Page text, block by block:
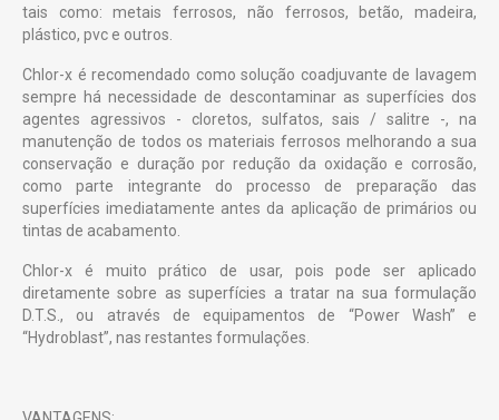
tais como: metais ferrosos, não ferrosos, betão, madeira,
plástico, pvc e outros.
Chlor-x é recomendado como solução coadjuvante de lavagem
sempre há necessidade de descontaminar as superfícies dos
agentes agressivos - cloretos, sulfatos, sais / salitre -, na
manutenção de todos os materiais ferrosos melhorando a sua
conservação e duração por redução da oxidação e corrosão,
como parte integrante do processo de preparação das
superfícies imediatamente antes da aplicação de primários ou
tintas de acabamento.
Chlor-x é muito prático de usar, pois pode ser aplicado
diretamente sobre as superfícies a tratar na sua formulação
D.T.S., ou através de equipamentos de “Power Wash” e
“Hydroblast”, nas restantes formulações.